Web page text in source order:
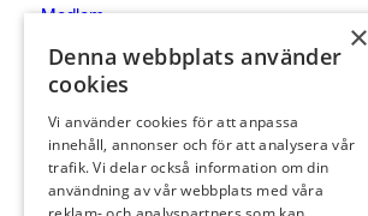
Medlem
Bana
Klubben
Boende
×
Denna webbplats använder
cookies
Vi använder cookies för att anpassa
innehåll, annonser och för att analysera vår
trafik. Vi delar också information om din
användning av vår webbplats med våra